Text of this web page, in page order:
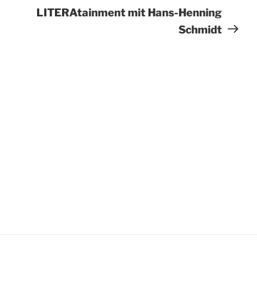
Beitrag
LITERAtainment mit Hans-Henning
Schmidt